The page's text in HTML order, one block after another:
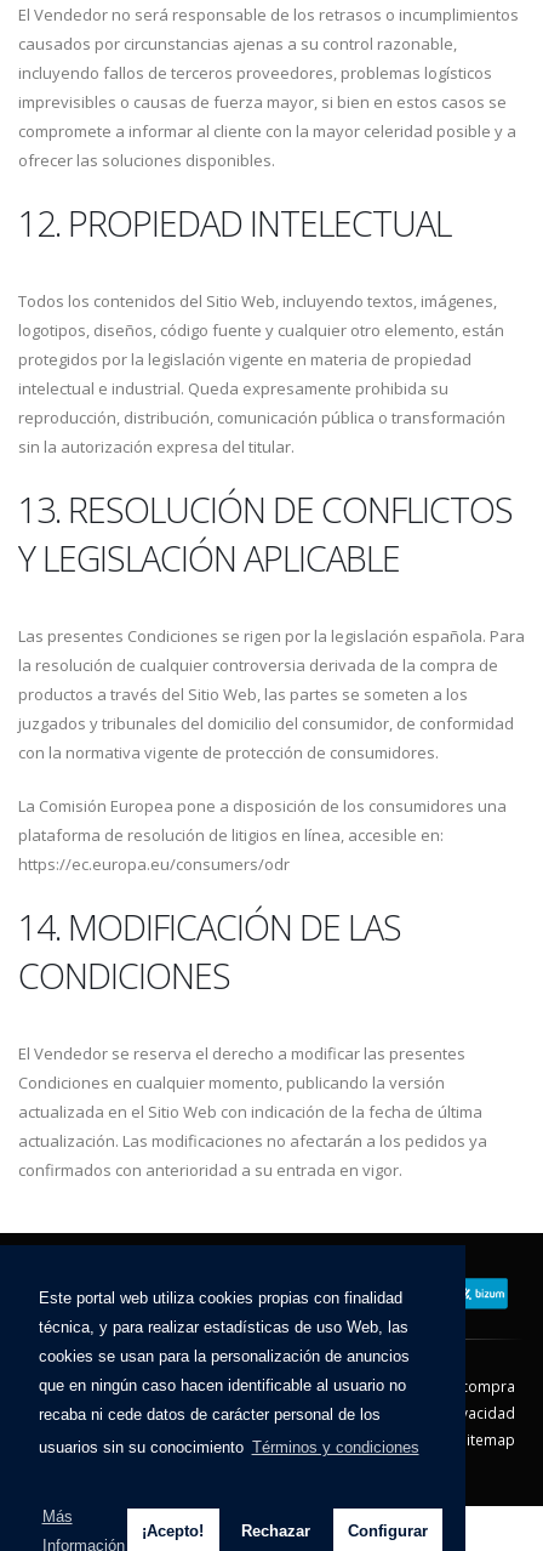
Este portal web utiliza cookies propias con finalidad
técnica, y para realizar estadísticas de uso Web, las
cookies se usan para la personalización de anuncios
que en ningún caso hacen identificable al usuario no
recaba ni cede datos de carácter personal de los
usuarios sin su conocimiento Términos y condiciones
Más
Información
¡Acepto! Rechazar Configurar
El Vendedor no será responsable de los retrasos o incumplimientos
causados por circunstancias ajenas a su control razonable,
incluyendo fallos de terceros proveedores, problemas logísticos
imprevisibles o causas de fuerza mayor, si bien en estos casos se
compromete a informar al cliente con la mayor celeridad posible y a
ofrecer las soluciones disponibles.
12. PROPIEDAD INTELECTUAL
Todos los contenidos del Sitio Web, incluyendo textos, imágenes,
logotipos, diseños, código fuente y cualquier otro elemento, están
protegidos por la legislación vigente en materia de propiedad
intelectual e industrial. Queda expresamente prohibida su
reproducción, distribución, comunicación pública o transformación
sin la autorización expresa del titular.
13. RESOLUCIÓN DE CONFLICTOS
Y LEGISLACIÓN APLICABLE
Las presentes Condiciones se rigen por la legislación española. Para
la resolución de cualquier controversia derivada de la compra de
productos a través del Sitio Web, las partes se someten a los
juzgados y tribunales del domicilio del consumidor, de conformidad
con la normativa vigente de protección de consumidores.
La Comisión Europea pone a disposición de los consumidores una
plataforma de resolución de litigios en línea, accesible en:
https://ec.europa.eu/consumers/odr
14. MODIFICACIÓN DE LAS
CONDICIONES
El Vendedor se reserva el derecho a modificar las presentes
Condiciones en cualquier momento, publicando la versión
actualizada en el Sitio Web con indicación de la fecha de última
actualización. Las modificaciones no afectarán a los pedidos ya
confirmados con anterioridad a su entrada en vigor.
Contacto Aviso Legal
Condiciones de compra
Política de envíos
Política de devolución
Política de Privacidad
Política de Cookies
Sitemap